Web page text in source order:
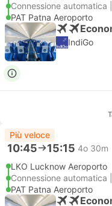
Connessione automatica
PAT Patna Aeroporto
IndiGo
Più veloce
10:45 15:15 4o 30m
LKO Lucknow Aeroporto
Connessione automatica
PAT Patna Aeroporto